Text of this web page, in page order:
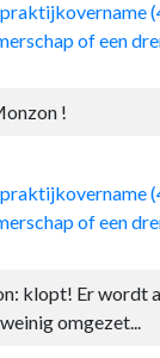
of een
!
of een
klopt! Er wordt
omgezet...